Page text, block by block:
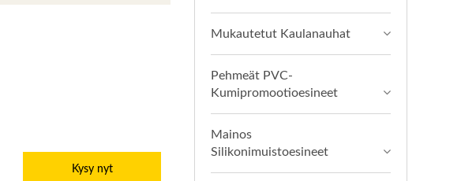
Kysy nyt
Mukautetut Kaulanauhat
Pehmeät PVC-
Kumipromootioesineet
Mainos
Silikonimuistoesineet